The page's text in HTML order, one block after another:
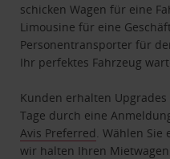
schicken Wagen für eine
Limousine für eine
Personentransporter für
Ihr perfektes Fahrzeug
Kunden erhalten
Tage durch eine
Avis Preferred . Wählen
wir halten Ihren